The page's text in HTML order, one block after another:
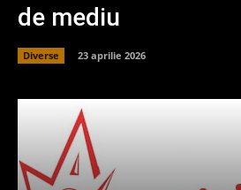
de mediu
Diverse 23 aprilie 2026